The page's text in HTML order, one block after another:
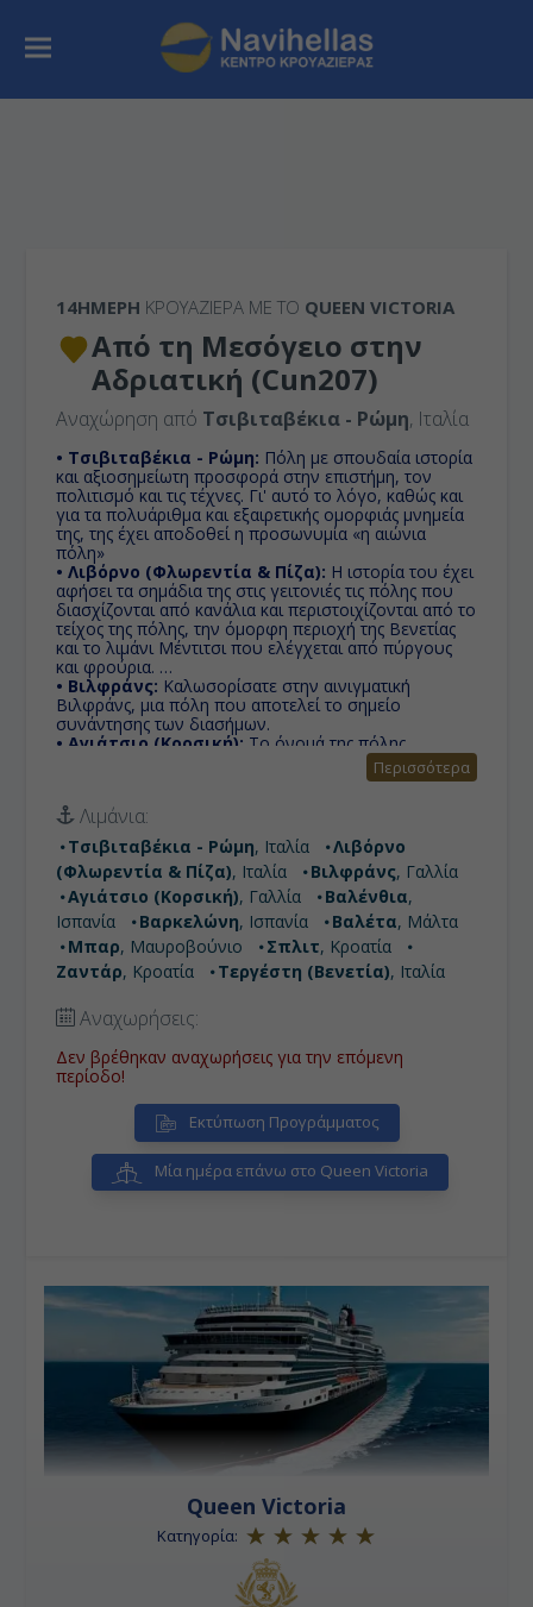
14ΉΜΕΡΗ ΚΡΟΥΑΖΙΕΡΑ ΜΕ ΤΟ QUEEN VICTORIA
Από τη Μεσόγειο στην
Αδριατική (Cun207)
Αναχώρηση από Τσιβιταβέκια - Ρώμη, Ιταλία
• Τσιβιταβέκια - Ρώμη: Πόλη με σπουδαία ιστορία
και αξιοσημείωτη προσφορά στην επιστήμη, τον
πολιτισμό και τις τέχνες. Γι' αυτό το λόγο, καθώς και
για τα πολυάριθμα και εξαιρετικής ομορφιάς μνημεία
της, της έχει αποδοθεί η προσωνυμία «η αιώνια
πόλη»
• Λιβόρνο (Φλωρεντία & Πίζα): Η ιστορία του έχει
αφήσει τα σημάδια της στις γειτονιές τις πόλης που
διασχίζονται από κανάλια και περιστοιχίζονται από το
τείχος της πόλης, την όμορφη περιοχή της Βενετίας
και το λιμάνι Μέντιτσι που ελέγχεται από πύργους
και φρούρια.
• Βιλφράνς: Καλωσορίσατε στην αινιγματική
Βιλφράνς, μια πόλη που αποτελεί το σημείο
συνάντησης των διασήμων.
• Αγιάτσιο (Κορσική): Το όνομά της πόλης
προέρχεται από τον μυθικό ήρωα Αίαντα και είναι η
πρωτεύουσα και μεγαλύτερη πόλη της Κορσικής από
όπου κατάγεται ο Ναπολέων Βοναπάρτης.
• Βαλένθια:
ιστορικό κέντρο γεμάτο από μνημεία ιδιαίτερης
ιστορικής και αρχιτεκτονικής αξίας.
• Βαρκελώνη:Πρωτεύουσα της Καταλωνίας, που τα
έχει όλα και είναι από τους πιο δημοφιλείς
προορισμούς στην Ευρώπη.
• Βαλέτα: Ολόκληρη η πόλη είναι ένα υπαίθριο
μουσείο, με έντονα στοιχεία μπαρόκ αρχιτεκτονικής
και έχει ανακηρυχθεί από την Ουνέσκο ως μνημείο
παγκόσμιας πολιτιστικής κληρονομιάς.
• Μπαρ:Η περιοχή προσελκύει πολλούς τουρίστες.
Σημαντική προσοχή λαμβάνουν τα μεσαιωνικά
οχυρά, καθώς επίσης και το υδραγωγείο του Μπαρ,
το οποίο κατασκευάστηκε κατά τη διάρκεια του 16ου
& 17ου αιώνα.
«Η πόλη μας είναι η πιο όμορφη στον
κόσμο», έτσι συνηθίζουν να λένε οι κάτοικοι του
Σπλιτ και οι επισκέπτες της κροατικής πόλης συνήθως
συμφωνούν με τους ντόπιους.
• Ζαντάρ:Παραλιακή πόλη και λιμάνι της Κροατίας, η
Περισσότερα
Λιμάνια:
Τσιβιταβέκια - Ρώμη, Ιταλία
Λιβόρνο
(Φλωρεντία & Πίζα), Ιταλία Βιλφράνς, Γαλλία
Αγιάτσιο (Κορσική), Γαλλία Βαλένθια,
Ισπανία
Βαρκελώνη, Ισπανία Βαλέτα, Μάλτα
Μπαρ, Μαυροβούνιο Σπλιτ, Κροατία
Ζαντάρ, Κροατία Τεργέστη (Βενετία), Ιταλία
Αναχωρήσεις:
Δεν βρέθηκαν αναχωρήσεις για την επόμενη
περίοδο!
Εκτύπωση Προγράμματος
Μία ημέρα επάνω στο Queen Victoria
Queen Victoria
Κατηγορία: